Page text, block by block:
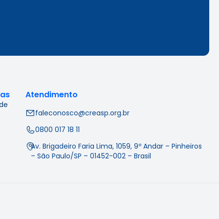
Atendimento
faleconosco@creasp.org.br
0800 017 18 11
Av. Brigadeiro Faria Lima, 1059, 9º Andar – Pinheiros
– São Paulo/SP – 01452-002 – Brasil